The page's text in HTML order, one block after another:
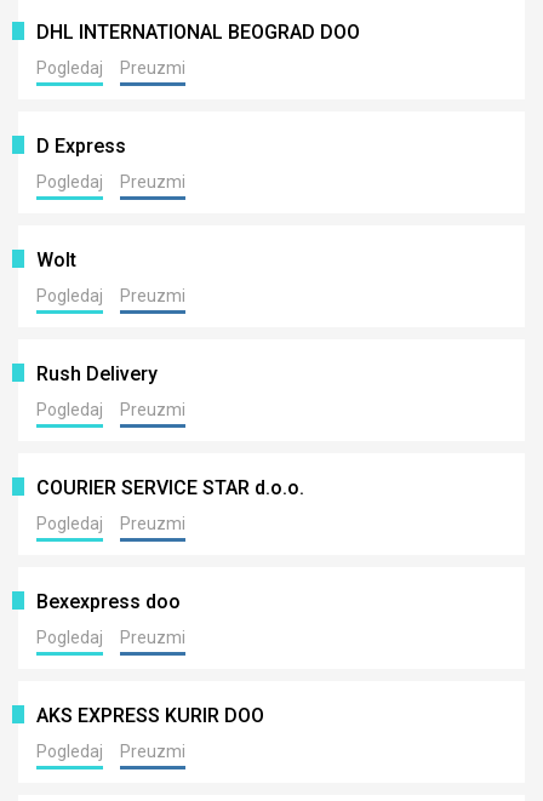
DHL INTERNATIONAL BEOGRAD DOO
Pogledaj Preuzmi
D Express
Pogledaj Preuzmi
Wolt
Pogledaj Preuzmi
Rush Delivery
Pogledaj Preuzmi
COURIER SERVICE STAR d.o.o.
Pogledaj Preuzmi
Bexexpress doo
Pogledaj Preuzmi
AKS EXPRESS KURIR DOO
Pogledaj Preuzmi